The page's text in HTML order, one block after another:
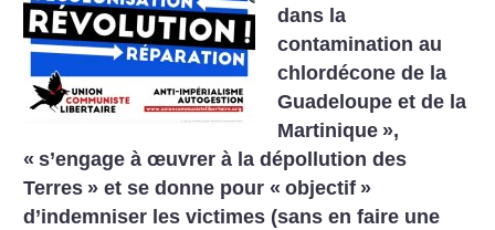
dans la
contamination au
chlordécone de la
Guadeloupe et de la
Martinique »,
« s’engage à œuvrer à la dépollution des
Terres » et se donne pour « objectif »
d’indemniser les victimes (sans en faire une